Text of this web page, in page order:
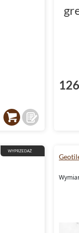
WYPRZEDAŻ